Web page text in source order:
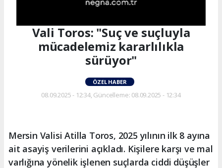
Vali Toros: "Suç ve suçluyla
mücadelemiz kararlılıkla
sürüyor"
ÖZEL HABER
08.09.2025 - 12:34, Güncelleme: 08.09.2025 - 12:34
Mersin Valisi Atilla Toros, 2025 yılının ilk 8 ayına
ait asayiş verilerini açıkladı. Kişilere karşı ve mal
varlığına yönelik işlenen suçlarda ciddi düşüşler